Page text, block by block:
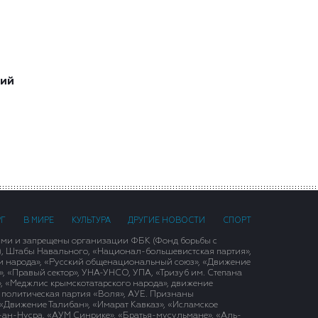
В МИРЕ КУЛЬТУРА ДРУГИЕ НОВОСТИ СПОРТ
и запрещены организации ФБК (Фонд борьбы с
Штабы Навального, «Национал-большевистская партия»,
народа», «Русский общенациональный союз», «Движение
«Правый сектор», УНА-УНСО, УПА, «Тризуб им. Степана
крымскотатарского народа», движение
политическая партия «Воля», АУЕ. Признаны
Талибан», «Имарат Кавказ», «Исламское
ан-Нусра, «АУМ Синрике», «Братья-мусульмане», «Аль-